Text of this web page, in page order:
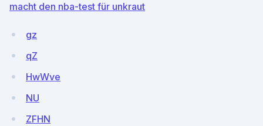
macht den nba-test für unkraut
gz
qZ
HwWve
NU
ZFHN